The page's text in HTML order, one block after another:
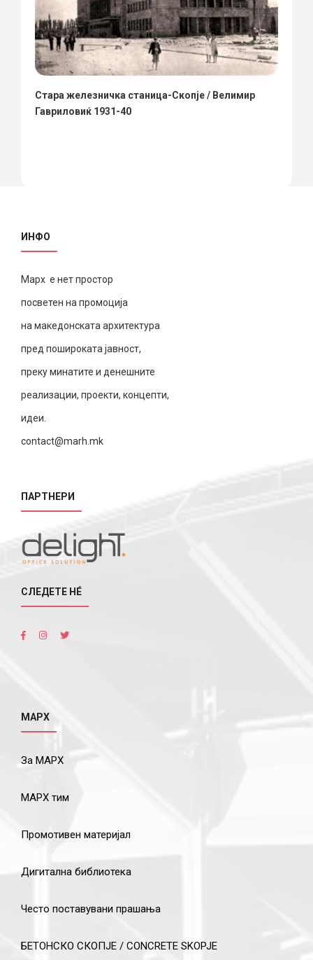
Стара железничка станица-Скопје / Велимир
Гавриловиќ 1931-40
ИНФО
Марх е нет простор
посветен на промоција
на македонската архитектура
пред пошироката јавност,
преку минатите и денешните
реализации, проекти, концепти,
идеи.
contact@marh.mk
ПАРТНЕРИ
СЛЕДЕТЕ НÉ
МАРХ
За МАРХ
МАРХ тим
Промотивен материјал
Дигитална библиотека
Често поставувани прашања
БЕТОНСКО СКОПЈЕ / CONCRETE SKOPJE